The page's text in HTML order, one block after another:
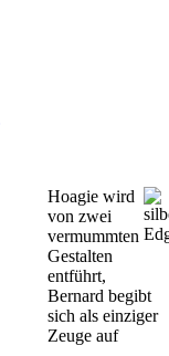
Hoagie wird
von zwei
vermummten
Gestalten
entführt,
Bernard begibt
sich als einziger
Zeuge auf